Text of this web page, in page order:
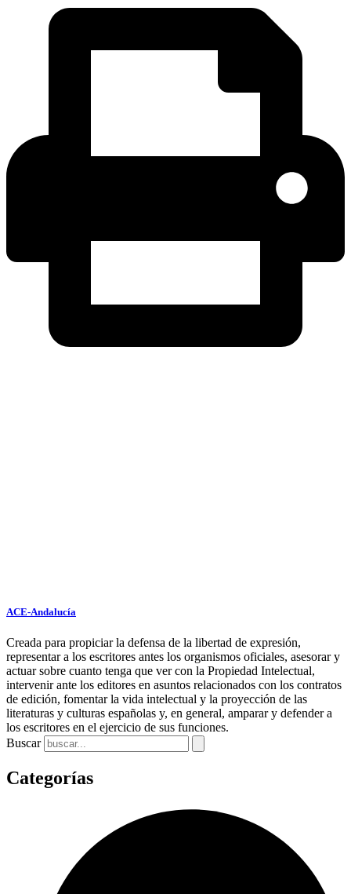
ACE-Andalucía
Creada para propiciar la defensa de la libertad de expresión,
representar a los escritores antes los organismos oficiales, asesorar y
actuar sobre cuanto tenga que ver con la Propiedad Intelectual,
intervenir ante los editores en asuntos relacionados con los contratos
de edición, fomentar la vida intelectual y la proyección de las
literaturas y culturas españolas y, en general, amparar y defender a
los escritores en el ejercicio de sus funciones.
Buscar
Categorías